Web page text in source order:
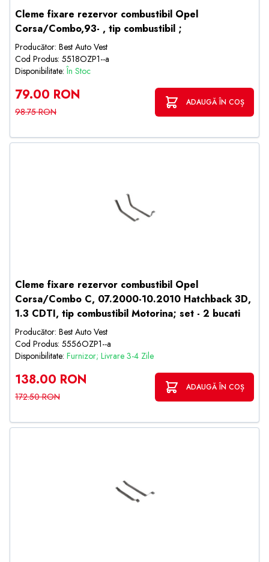
Cleme fixare rezervor combustibil Opel
Corsa/Combo,93- , tip combustibil ;
Producător: Best Auto Vest
Cod Produs: 5518OZP1--a
Disponibilitate:În Stoc
79.00 RON
98.75 RON
ADAUGĂ ÎN COȘ
Cleme fixare rezervor combustibil Opel
Corsa/Combo C, 07.2000-10.2010 Hatchback 3D,
1.3 CDTI, tip combustibil Motorina; set - 2 bucati
Producător: Best Auto Vest
Cod Produs: 5556OZP1--a
Disponibilitate: Furnizor; Livrare 3-4 Zile
138.00 RON
172.50 RON
ADAUGĂ ÎN COȘ